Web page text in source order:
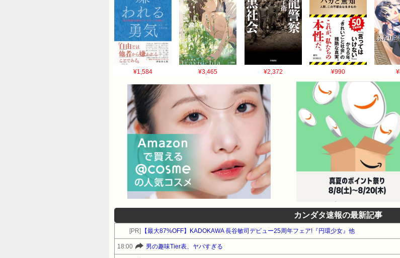
¥1,584 ¥3,465 ¥2,372 ¥990
カンダタ速報の最新記事
[PR] 【最大87%OFF】KADOKAWA 長谷敏司デビュー25周年フェア!『円環少女』他
18:00 男の趣味Tier表、ヤバすぎる